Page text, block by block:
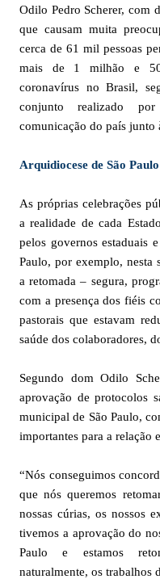
Odilo Pedro Scherer, com
que causam muita
cerca de 61 mil pessoas
mais de 1 milhão e
coronavírus no Brasil,
conjunto realizado
comunicação do país junto
Arquidiocese de São
As próprias celebrações
a realidade de cada
pelos governos estaduais
Paulo, por exemplo, nesta
a retomada – segura,
com a presença dos fiéis
pastorais que estavam
saúde dos colaboradores,
Segundo dom Odilo
aprovação de protocolos
municipal de São Paulo,
importantes para a relação
“Nós conseguimos
que nós queremos
nossas cúrias, os nossos
tivemos a aprovação do
Paulo e estamos
naturalmente, os trabalhos